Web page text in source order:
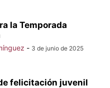
la Temporada
- 3 de junio de 2025
felicitación juvenil